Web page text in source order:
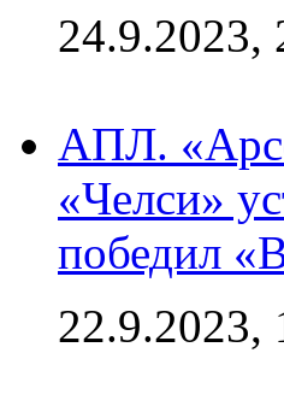
24.9.2023,
АПЛ.
«Челси»
победил
22.9.2023,